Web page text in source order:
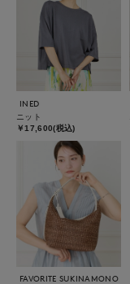
INED
ニット
￥17,600(税込)
FAVORITE SUKINAMONO